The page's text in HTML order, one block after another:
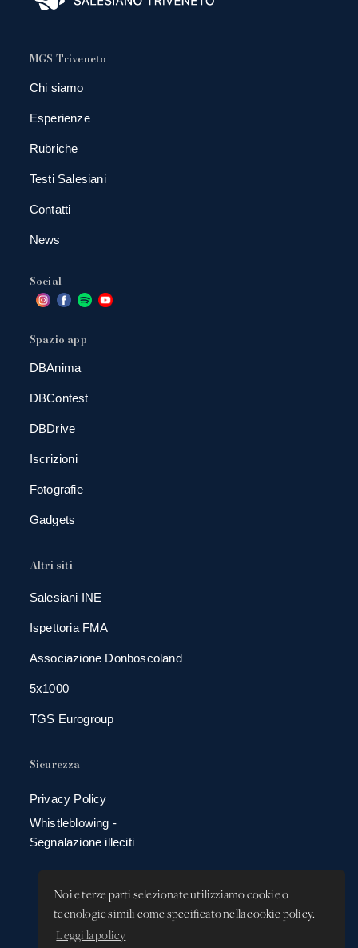
Noi e terze parti selezionate utilizziamo cookie o
tecnologie simili come specificato nella cookie policy.
Leggi la policy
MGS Triveneto
Chi siamo
Esperienze
Rubriche
Testi Salesiani
Contatti
News
Social
Spazio app
DBAnima
DBContest
DBDrive
Iscrizioni
Fotografie
Gadgets
Altri siti
Salesiani INE
Ispettoria FMA
Associazione Donboscoland
5x1000
TGS Eurogroup
Sicurezza
Privacy Policy
Whistleblowing -
Segnalazione illeciti